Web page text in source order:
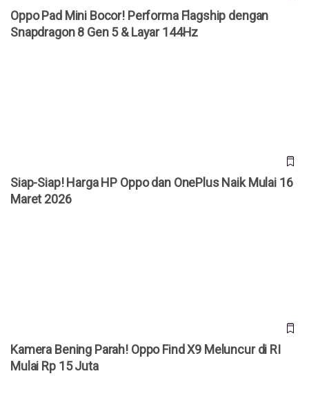
Oppo Pad Mini Bocor! Performa Flagship dengan
Snapdragon 8 Gen 5 & Layar 144Hz
Siap-Siap! Harga HP Oppo dan OnePlus Naik Mulai 16
Maret 2026
Kamera Bening Parah! Oppo Find X9 Meluncur di RI
Mulai Rp 15 Juta